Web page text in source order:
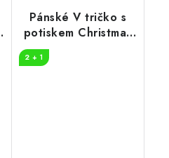
Pánské V tričko s
potiskem Christmas
2 + 1